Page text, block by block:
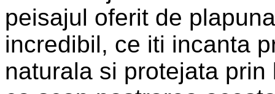
peisajul oferit de
incredibil, ce iti incanta
naturala si protejata